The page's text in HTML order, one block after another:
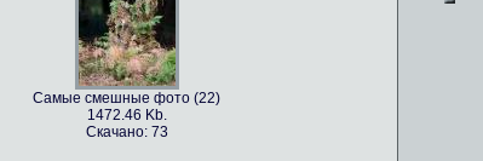
Самые смешные фото (11)
814.79 Kb.
Самые смешные фото (22)
1472.46 Kb.
Скачано: 73